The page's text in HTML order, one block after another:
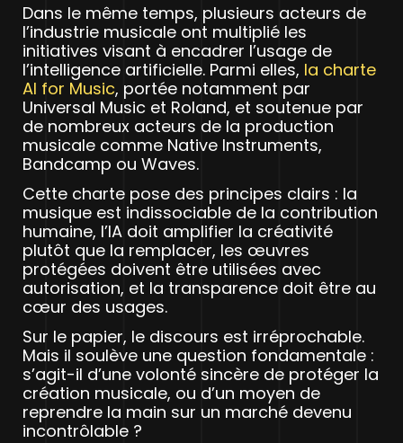
Dans le même temps, plusieurs acteurs de
l’industrie musicale ont multiplié les
initiatives visant à encadrer l’usage de
l’intelligence artificielle. Parmi elles, la charte
AI for Music, portée notamment par
Universal Music et Roland, et soutenue par
de nombreux acteurs de la production
musicale comme Native Instruments,
Bandcamp ou Waves.
Cette charte pose des principes clairs : la
musique est indissociable de la contribution
humaine, l’IA doit amplifier la créativité
plutôt que la remplacer, les œuvres
protégées doivent être utilisées avec
autorisation, et la transparence doit être au
cœur des usages.
Sur le papier, le discours est irréprochable.
Mais il soulève une question fondamentale :
s’agit-il d’une volonté sincère de protéger la
création musicale, ou d’un moyen de
reprendre la main sur un marché devenu
incontrôlable ?